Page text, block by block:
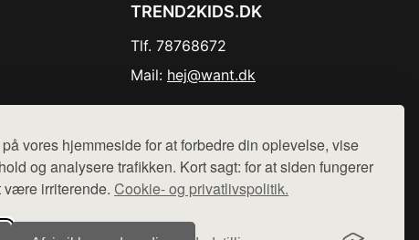
vores hjemmeside for at forbedre din oplevelse, vise
og analysere trafikken. Kort sagt: for at siden fungerer
være irriterende. Cookie- og privatlivspolitik.
TREND2KIDS.DK
Tlf. 78768672
Mail: hej@want.dk
sælges ikke varer fra denne side - vi henviser til de shops,